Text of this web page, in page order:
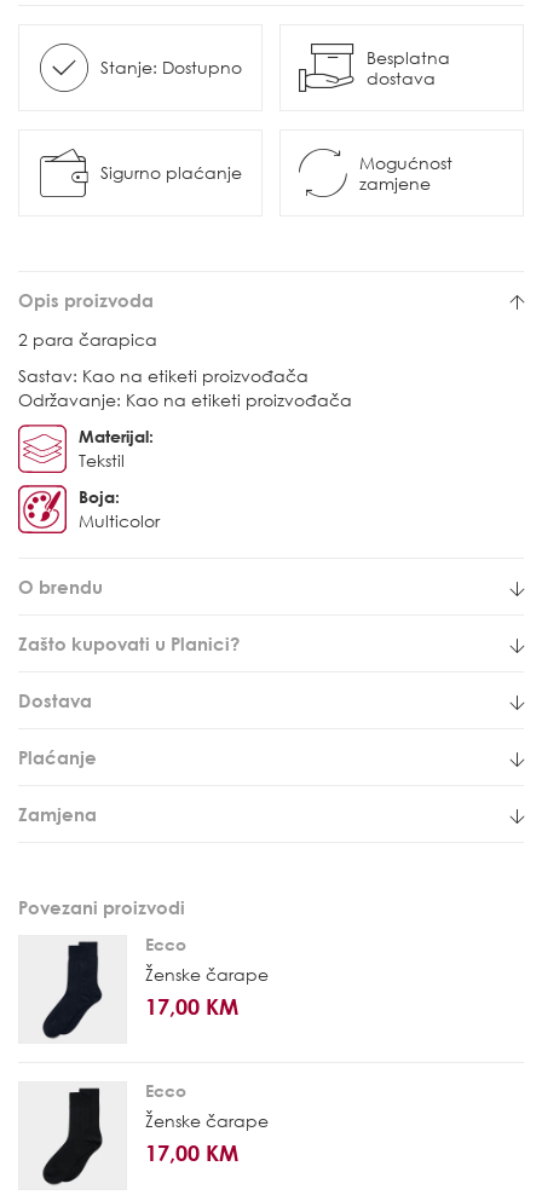
Stanje: Dostupno
Besplatna
dostava
Sigurno plaćanje
Mogućnost
zamjene
Opis proizvoda
2 para čarapica
Sastav: Kao na etiketi proizvođača
Održavanje: Kao na etiketi proizvođača
Materijal:
Tekstil
Boja:
Multicolor
O brendu
Zašto kupovati u Planici?
Dostava
Plaćanje
Zamjena
Povezani proizvodi
Ecco
Ženske čarape
17,00 KM
Ecco
Ženske čarape
17,00 KM